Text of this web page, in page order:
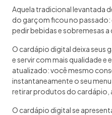
Aquela tradicional levantada
do garçom ficou no
pedir bebidas e sobremesas a
O cardápio digital deixa seus
e servir com mais qualidade e
atualizado: você mesmo
instantaneamente o seu
retirar produtos do cardápio,
O cardápio digital se